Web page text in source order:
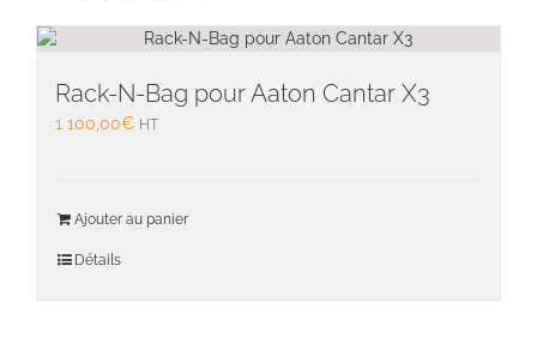
Rack-N-Bag pour Aaton Cantar X3
1 100,00€ HT
Ajouter au panier
Détails